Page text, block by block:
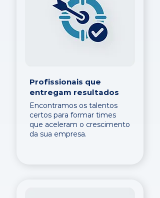
Profissionais que
entregam resultados
Encontramos os talentos
certos para formar times
que aceleram o crescimento
da sua empresa.